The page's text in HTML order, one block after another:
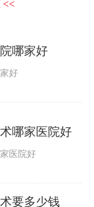
<<
哪家好
好
哪家医院好
医院好
要多少钱